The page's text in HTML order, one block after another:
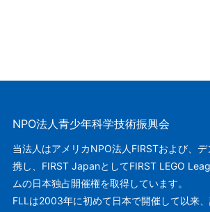
NPO法人青少年科学技術振興会
当法人はアメリカNPO法人FIRSTおよび、
携し、FIRST JapanとしてFIRST LEGO
ムの日本独占開催権を取得しています。
FLLは2003年に初めて日本で開催して以来